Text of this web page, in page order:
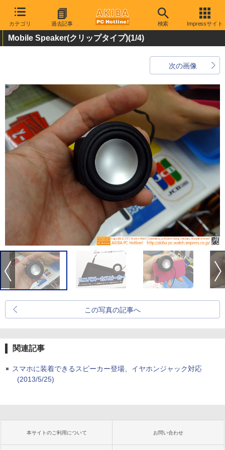
カテゴリ 過去記事 検索 Impressサイト
Mobile Speaker(クリップタイプ)(1/4)
次の画像
この写真の記事へ
関連記事
スマホに装着できるスピーカー登場、イヤホンジャック対応
(2013/5/25)
本サイトのご利用について お問い合わせ